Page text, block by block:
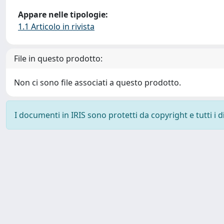
Appare nelle tipologie:
1.1 Articolo in rivista
File in questo prodotto:
Non ci sono file associati a questo prodotto.
I documenti in IRIS sono protetti da copyright e tutti i